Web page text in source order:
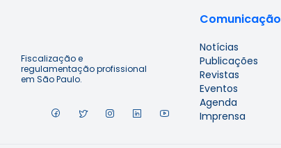
Fiscalização e
regulamentação profissional
em São Paulo.
Comunicação
Notícias
Publicações
Revistas
Eventos
Agenda
Imprensa